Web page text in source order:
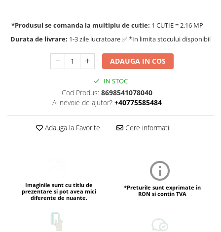
*Produsul se comanda la multiplu de cutie: 1 CUTIE = 2.16 MP
Durata de livrare: 1-3 zile lucratoare ✅ *In limita stocului disponibil
ADAUGA IN COS
IN STOC
Cod Produs: 8698541078040
Ai nevoie de ajutor? +40775585484
Adauga la Favorite Cere informatii
Imaginile sunt cu titlu de
prezentare si pot avea mici
diferente de nuante.
*Preturile sunt exprimate in
RON si contin TVA